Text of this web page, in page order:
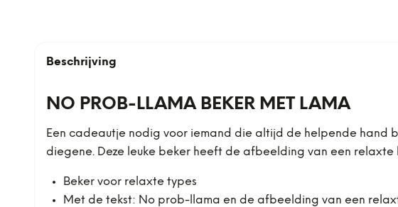
Beschrijving
NO PROB-LLAMA BEKER MET LAMA
Een cadeautje nodig voor iemand die altijd de helpende hand
diegene. Deze leuke beker heeft de afbeelding van een
Beker voor relaxte types
Met de tekst: No prob-llama en de afbeelding van een